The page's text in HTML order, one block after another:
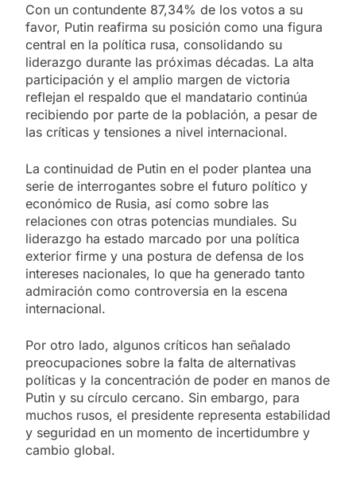
Con un contundente 87,34% de los votos a su
favor, Putin reafirma su posición como una figura
central en la política rusa, consolidando su
liderazgo durante las próximas décadas. La alta
participación y el amplio margen de victoria
reflejan el respaldo que el mandatario continúa
recibiendo por parte de la población, a pesar de
las críticas y tensiones a nivel internacional.
La continuidad de Putin en el poder plantea una
serie de interrogantes sobre el futuro político y
económico de Rusia, así como sobre las
relaciones con otras potencias mundiales. Su
liderazgo ha estado marcado por una política
exterior firme y una postura de defensa de los
intereses nacionales, lo que ha generado tanto
admiración como controversia en la escena
internacional.
Por otro lado, algunos críticos han señalado
preocupaciones sobre la falta de alternativas
políticas y la concentración de poder en manos de
Putin y su círculo cercano. Sin embargo, para
muchos rusos, el presidente representa estabilidad
y seguridad en un momento de incertidumbre y
cambio global.